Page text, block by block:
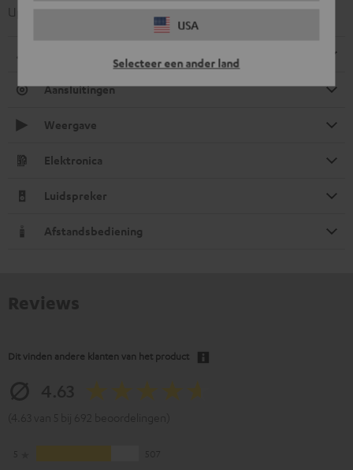
USA
Selecteer een ander land
Update in sound
Aansluitingen
Weergave
Elektronica
Luidspreker
Afstandsbediening
Dit vinden andere klanten van het product